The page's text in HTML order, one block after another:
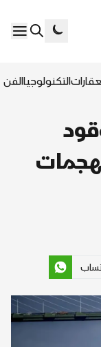
التكنولوجياالفن